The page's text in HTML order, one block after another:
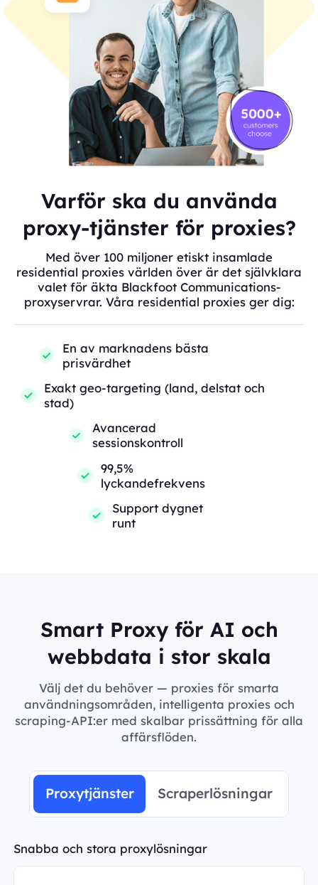
Varför ska du använda
proxy-tjänster för proxies?
Med över 100 miljoner etiskt insamlade
residential proxies världen över är det självklara
valet för äkta Blackfoot Communications-
proxyservrar. Våra residential proxies ger dig:
En av marknadens bästa
prisvärdhet
Exakt geo-targeting (land, delstat och
stad)
Avancerad
sessionskontroll
99,5%
lyckandefrekvens
Support dygnet
runt
Smart Proxy för AI och
webbdata i stor skala
Välj det du behöver — proxies för smarta
användningsområden, intelligenta proxies och
scraping-API:er med skalbar prissättning för alla
affärsflöden.
Proxytjänster Scraperlösningar
Snabba och stora proxylösningar